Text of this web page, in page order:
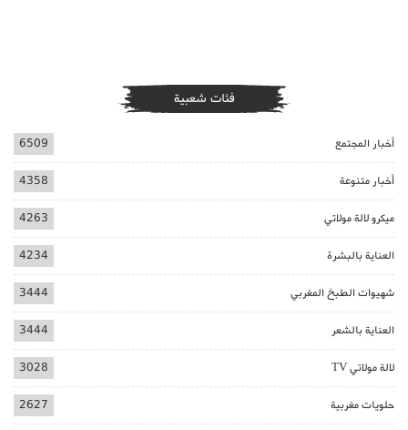
فئات شعبية
أخبار المجتمع 6509
أخبار متنوعة 4358
ميكرو لالة مولاتي 4263
العناية بالبشرة 4234
شهيوات الطبخ المغربي 3444
العناية بالشعر 3444
لالة مولاتي TV 3028
حلويات مغربية 2627